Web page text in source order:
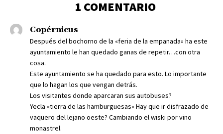
1 COMENTARIO
Copérnicus
Después del bochorno de la «feria de la empanada» ha este
ayuntamiento le han quedado ganas de repetir…con otra
cosa.
Este ayuntamiento se ha quedado para esto. Lo importante
que lo hagan los que vengan detrás.
Los visitantes donde aparcaran sus autobuses?
Yecla «tierra de las hamburguesas» Hay que ir disfrazado de
vaquero del lejano oeste? Cambiando el wiski por vino
monastrel.